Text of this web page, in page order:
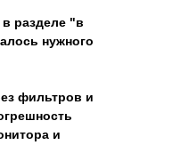
разделе "в
нужного
фильтров и
и